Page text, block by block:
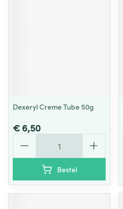
Dexeryl Creme Tube 50g
€ 6,50
Bestel